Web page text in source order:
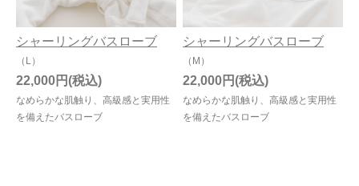
当サイトについて
会員サービス
店舗リスト
ヘルプ
シャーリングバスローブ
（L）
なめらかな肌触り、高級感と実用性
を備えたバスローブ
22,000円
シャーリングバスローブ
（M）
なめらかな肌触り、高級感と実用性
を備えたバスローブ
22,000円